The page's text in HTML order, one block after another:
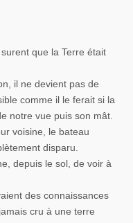
que la Terre était
il ne devient pas de
comme il le ferait si la
notre vue puis son mât.
voisine, le bateau
disparu.
depuis le sol, de voir à
des connaissances
cru à une terre